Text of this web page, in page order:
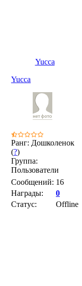
Yucca
Yucca
Ранг: Дошколенок
(?)
Группа:
Пользователи
Сообщений: 16
Награды:
0
Статус:
Offline